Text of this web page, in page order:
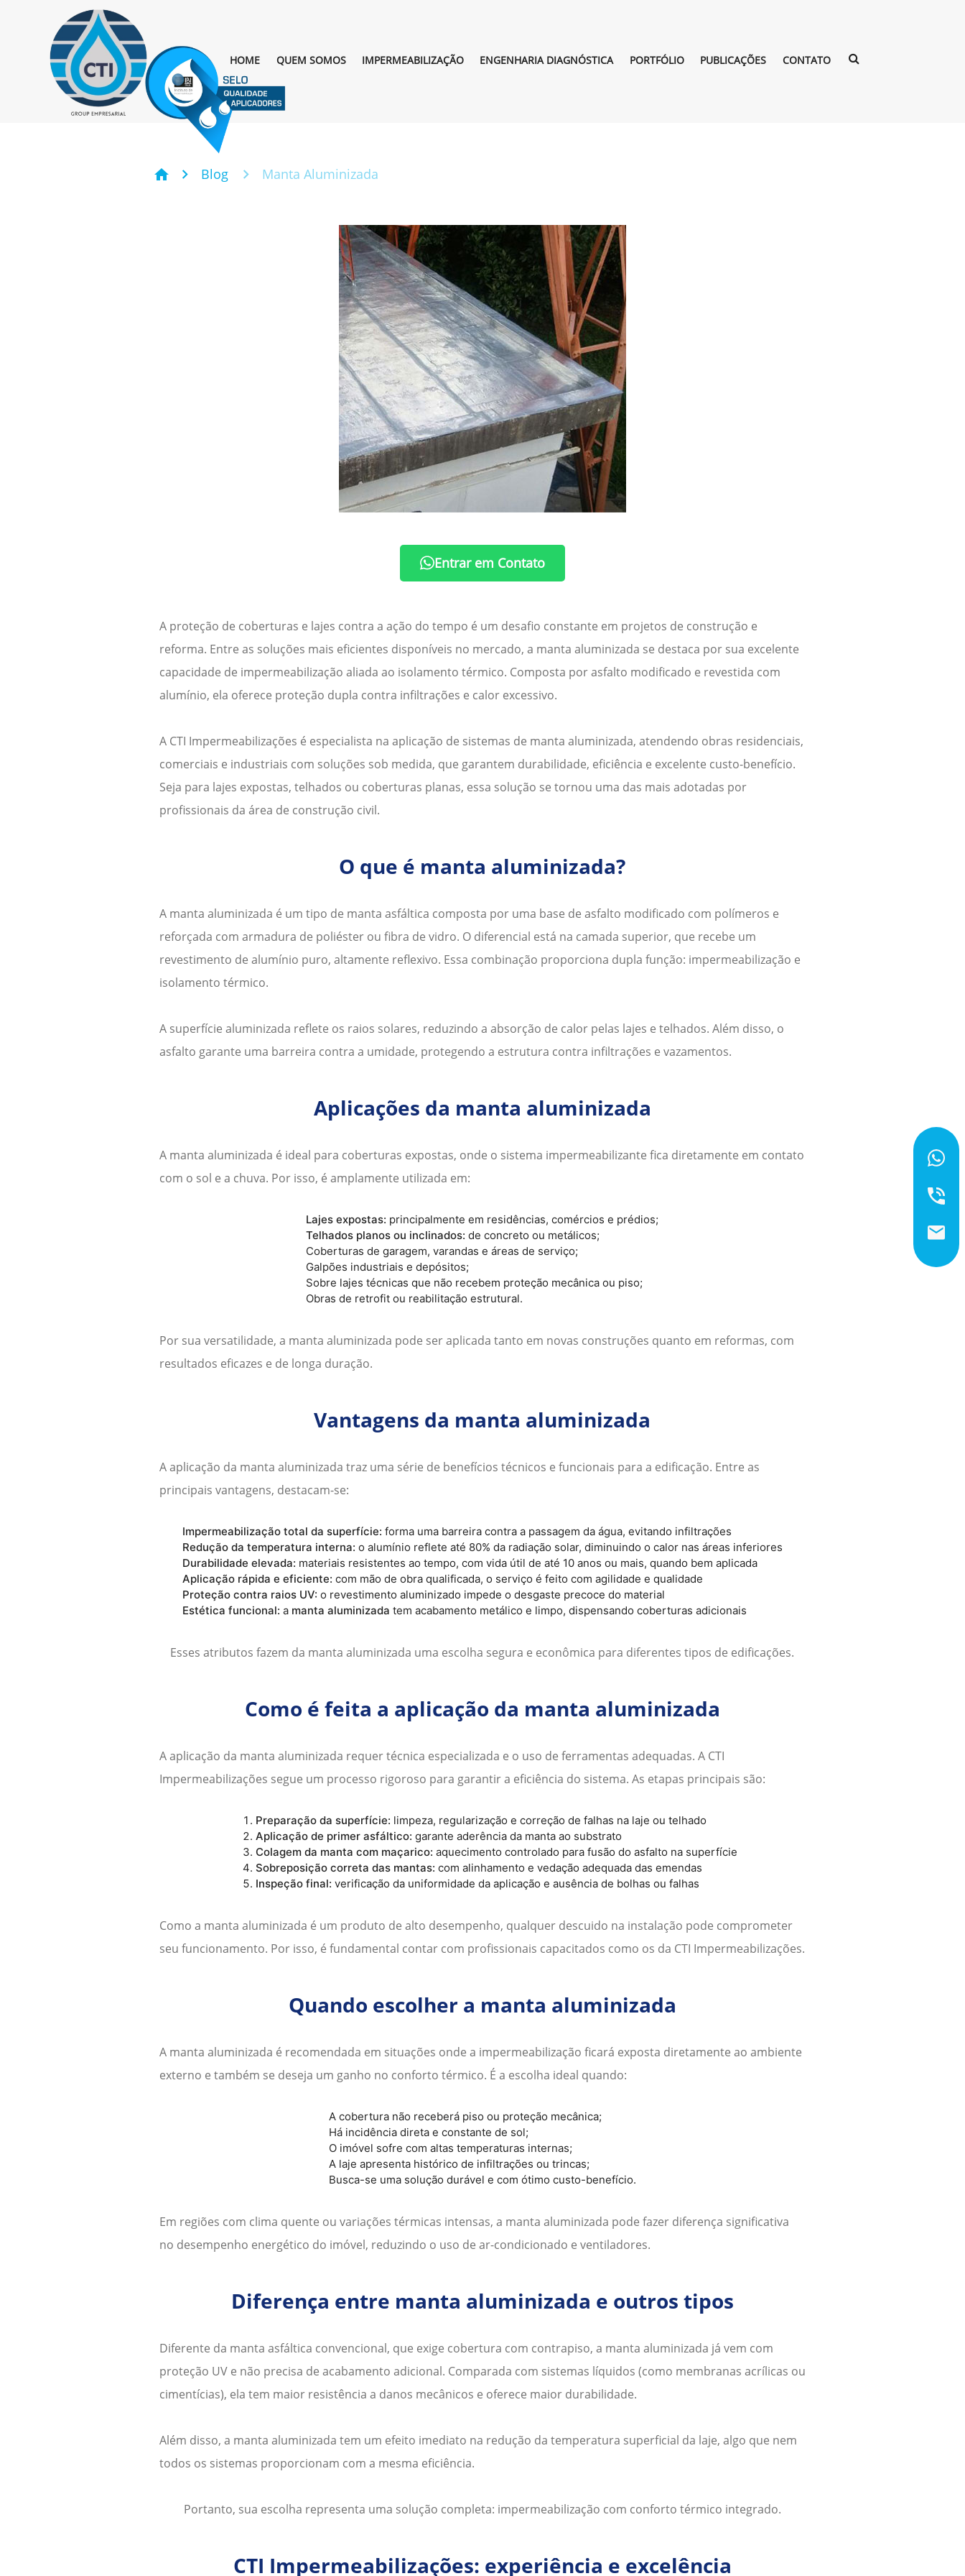
HOME QUEM SOMOS IMPERMEABILIZAÇÃO ENGENHARIA DIAGNÓSTICA PORTFÓLIO PUBLICAÇÕES CONTATO
home Blog Manta Aluminizada
Entrar em Contato
A proteção de coberturas e lajes contra a ação do tempo é um desafio constante em projetos de construção e
reforma. Entre as soluções mais eficientes disponíveis no mercado, a manta aluminizada se destaca por sua excelente
capacidade de impermeabilização aliada ao isolamento térmico. Composta por asfalto modificado e revestida com
alumínio, ela oferece proteção dupla contra infiltrações e calor excessivo.
A CTI Impermeabilizações é especialista na aplicação de sistemas de manta aluminizada, atendendo obras residenciais,
comerciais e industriais com soluções sob medida, que garantem durabilidade, eficiência e excelente custo-benefício.
Seja para lajes expostas, telhados ou coberturas planas, essa solução se tornou uma das mais adotadas por
profissionais da área de construção civil.
O que é manta aluminizada?
Amanta aluminizada é um tipo de manta asfáltica composta por uma base de asfalto modificado com polímeros e
reforçada com armadura de poliéster ou fibra de vidro. O diferencial está na camada superior, que recebe um
revestimento de alumínio puro, altamente reflexivo. Essa combinação proporciona dupla função: impermeabilização e
isolamento térmico.
A superfície aluminizada reflete os raios solares, reduzindo a absorção de calor pelas lajes e telhados. Além disso, o
asfalto garante uma barreira contra a umidade, protegendo a estrutura contra infiltrações e vazamentos.
Aplicações da manta aluminizada
Amanta aluminizada é ideal para coberturas expostas, onde o sistema impermeabilizante fica diretamente em contato
com o sol e a chuva. Por isso, é amplamente utilizada em:
Lajes expostas: principalmente em residências, comércios e prédios;
Telhados planos ou inclinados: de concreto ou metálicos;
Coberturas de garagem, varandas e áreas de serviço;
Galpões industriais e depósitos;
Sobre lajes técnicas que não recebem proteção mecânica ou piso;
Obras de retrofit ou reabilitação estrutural.
Por sua versatilidade, a manta aluminizada pode ser aplicada tanto em novas construções quanto em reformas, com
resultados eficazes e de longa duração.
Vantagens da manta aluminizada
A aplicação da manta aluminizada traz uma série de benefícios técnicos e funcionais para a edificação. Entre as
principais vantagens, destacam-se:
Impermeabilização total da superfície: forma uma barreira contra a passagem da água, evitando infiltrações
Redução da temperatura interna: o alumínio reflete até 80% da radiação solar, diminuindo o calor nas áreas inferiores
Durabilidade elevada: materiais resistentes ao tempo, com vida útil de até 10 anos ou mais, quando bem aplicada
Aplicação rápida e eficiente: com mão de obra qualificada, o serviço é feito com agilidade e qualidade
Proteção contra raios UV: o revestimento aluminizado impede o desgaste precoce do material
Estética funcional: amanta aluminizada tem acabamento metálico e limpo, dispensando coberturas adicionais
Esses atributos fazem da manta aluminizada uma escolha segura e econômica para diferentes tipos de edificações.
Como é feita a aplicação da manta aluminizada
A aplicação da manta aluminizada requer técnica especializada e o uso de ferramentas adequadas. A CTI
Impermeabilizações segue um processo rigoroso para garantir a eficiência do sistema. As etapas principais são:
Preparação da superfície: limpeza, regularização e correção de falhas na laje ou telhado
Aplicação de primer asfáltico: garante aderência da manta ao substrato
Colagem da manta com maçarico: aquecimento controlado para fusão do asfalto na superfície
Sobreposição correta das mantas: com alinhamento e vedação adequada das emendas
Inspeção final: verificação da uniformidade da aplicação e ausência de bolhas ou falhas
Como a manta aluminizada é um produto de alto desempenho, qualquer descuido na instalação pode comprometer
seu funcionamento. Por isso, é fundamental contar com profissionais capacitados como os da CTI Impermeabilizações.
Quando escolher a manta aluminizada
A manta aluminizada é recomendada em situações onde a impermeabilização ficará exposta diretamente ao ambiente
externo e também se deseja um ganho no conforto térmico. É a escolha ideal quando:
A cobertura não receberá piso ou proteção mecânica;
Há incidência direta e constante de sol;
O imóvel sofre com altas temperaturas internas;
A laje apresenta histórico de infiltrações ou trincas;
Busca-se uma solução durável e com ótimo custo-benefício.
Em regiões com clima quente ou variações térmicas intensas, a manta aluminizada pode fazer diferença significativa
no desempenho energético do imóvel, reduzindo o uso de ar-condicionado e ventiladores.
Diferença entre manta aluminizada e outros tipos
Diferente da manta asfáltica convencional, que exige cobertura com contrapiso, a manta aluminizada já vem com
proteção UV e não precisa de acabamento adicional. Comparada com sistemas líquidos (como membranas acrílicas ou
cimentícias), ela tem maior resistência a danos mecânicos e oferece maior durabilidade.
Além disso, a manta aluminizada tem um efeito imediato na redução da temperatura superficial da laje, algo que nem
todos os sistemas proporcionam com a mesma eficiência.
Portanto, sua escolha representa uma solução completa: impermeabilização com conforto térmico integrado.
CTI Impermeabilizações: experiência e excelência